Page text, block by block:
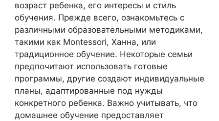
возраст ребенка, его интересы и стиль
обучения. Прежде всего, ознакомьтесь с
различными образовательными методиками,
такими как Montessori, Ханна, или
традиционное обучение. Некоторые семьи
предпочитают использовать готовые
программы, другие создают индивидуальные
планы, адаптированные под нужды
конкретного ребенка. Важно учитывать, что
домашнее обучение предоставляет